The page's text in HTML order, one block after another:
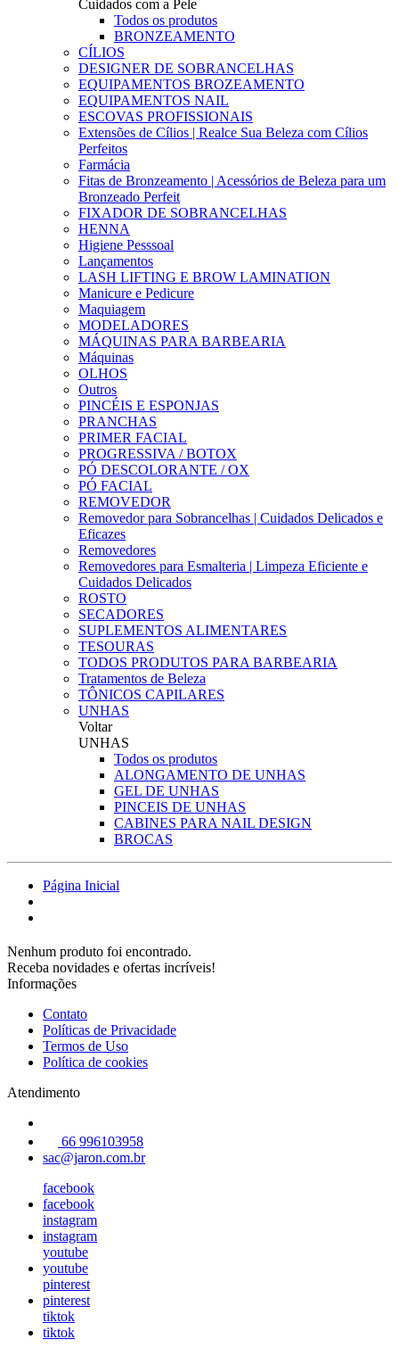
Cuidados com a Pele
Todos os produtos
BRONZEAMENTO
CÍLIOS
DESIGNER DE SOBRANCELHAS
EQUIPAMENTOS BROZEAMENTO
EQUIPAMENTOS NAIL
ESCOVAS PROFISSIONAIS
Extensões de Cílios | Realce Sua Beleza com Cílios
Perfeitos
Farmácia
Fitas de Bronzeamento | Acessórios de Beleza para um
Bronzeado Perfeit
FIXADOR DE SOBRANCELHAS
HENNA
Higiene Pesssoal
Lançamentos
LASH LIFTING E BROW LAMINATION
Manicure e Pedicure
Maquiagem
MODELADORES
MÁQUINAS PARA BARBEARIA
Máquinas
OLHOS
Outros
PINCÉIS E ESPONJAS
PRANCHAS
PRIMER FACIAL
PROGRESSIVA / BOTOX
PÓ DESCOLORANTE / OX
PÓ FACIAL
REMOVEDOR
Removedor para Sobrancelhas | Cuidados Delicados e
Eficazes
Removedores
Removedores para Esmalteria | Limpeza Eficiente e
Cuidados Delicados
ROSTO
SECADORES
SUPLEMENTOS ALIMENTARES
TESOURAS
TODOS PRODUTOS PARA BARBEARIA
Tratamentos de Beleza
TÔNICOS CAPILARES
UNHAS
Voltar
UNHAS
Todos os produtos
ALONGAMENTO DE UNHAS
GEL DE UNHAS
PINCEIS DE UNHAS
CABINES PARA NAIL DESIGN
BROCAS
Página Inicial
Nenhum produto foi encontrado.
Receba novidades e ofertas incríveis!
Informações
Contato
Políticas de Privacidade
Termos de Uso
Política de cookies
Atendimento
66 996103958
sac@jaron.com.br
facebook
facebook
instagram
instagram
youtube
youtube
pinterest
pinterest
tiktok
tiktok